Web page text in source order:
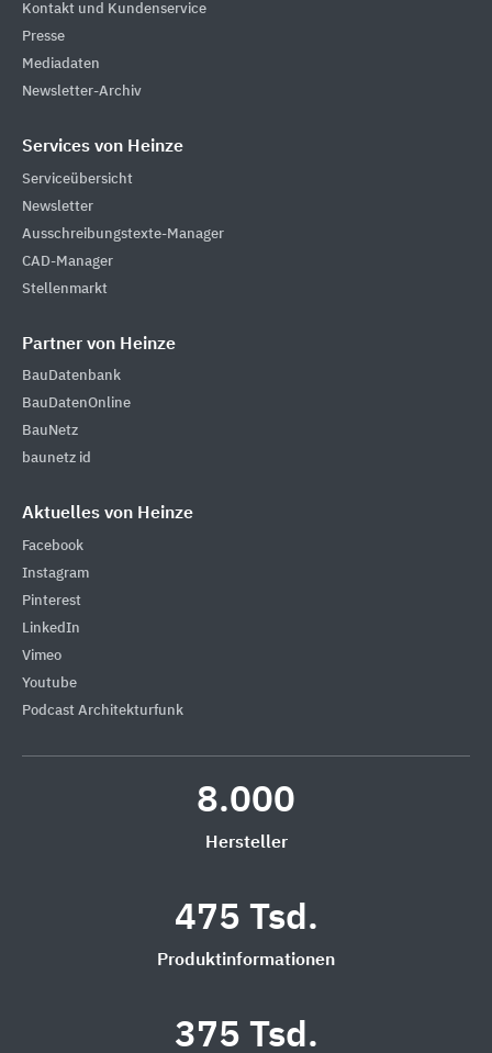
Kontakt und Kundenservice
Presse
Mediadaten
Newsletter-Archiv
Services von Heinze
Serviceübersicht
Newsletter
Ausschreibungstexte-Manager
CAD-Manager
Stellenmarkt
Partner von Heinze
BauDatenbank
BauDatenOnline
BauNetz
baunetz id
Aktuelles von Heinze
Facebook
Instagram
Pinterest
LinkedIn
Vimeo
Youtube
Podcast Architekturfunk
8.000
Hersteller
475 Tsd.
Produktinformationen
375 Tsd.